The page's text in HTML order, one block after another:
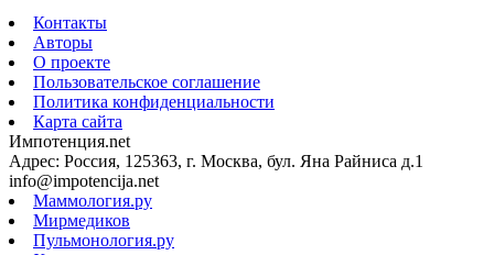
Контакты
Авторы
О проекте
Пользовательское соглашение
Политика конфиденциальности
Карта сайта
Импотенция.net
Адрес: Россия, 125363, г. Москва, бул. Яна Райниса д.1
info@impotencija.net
Маммология.ру
Мирмедиков
Пульмонология.ру